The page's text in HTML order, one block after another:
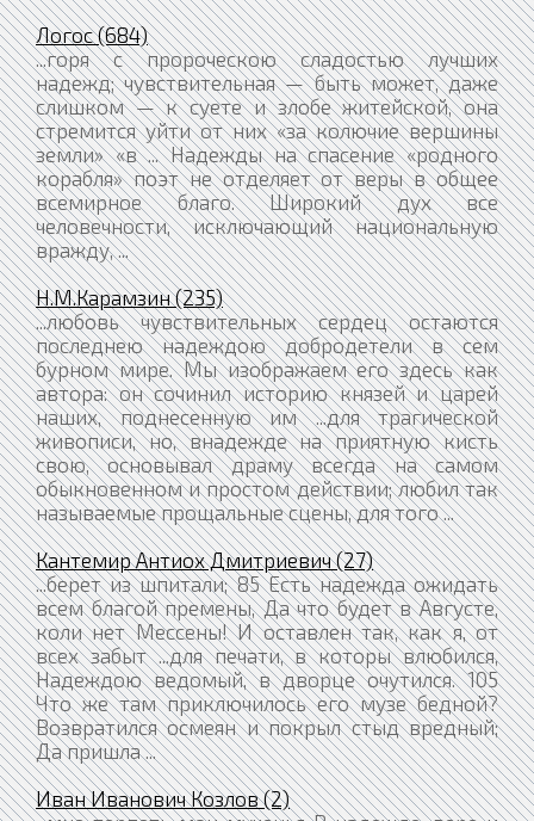
Логос (684)
...горя с пророческою сладостью лучших
надежд; чувствительная — быть может, даже
слишком — к суете и злобе житейской, она
стремится уйти от них «за колючие вершины
земли» «в ... Надежды на спасение «родного
корабля» поэт не отделяет от веры в общее
всемирное благо. Широкий дух все
человечности, исключающий национальную
вражду, ...
Н.М.Карамзин (235)
...любовь чувствительных сердец остаются
последнею надеждою добродетели в сем
бурном мире. Мы изображаем его здесь как
автора: он сочинил историю князей и царей
наших, поднесенную им ...для трагической
живописи, но, внадежде на приятную кисть
свою, основывал драму всегда на самом
обыкновенном и простом действии; любил так
называемые прощальные сцены, для того ...
Кантемир Антиох Дмитриевич (27)
...берет из шпитали; 85 Есть надежда ожидать
всем благой премены, Да что будет в Августе,
коли нет Мессены! И оставлен так, как я, от
всех забыт ...для печати, в которы влюбился,
Надеждою ведомый, в дворце очутился. 105
Что же там приключилось его музе бедной?
Возвратился осмеян и покрыл стыд вредный;
Да пришла ...
Иван Иванович Козлов (2)